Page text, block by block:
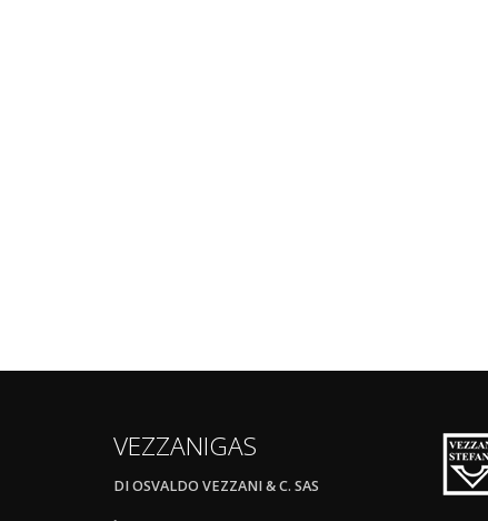
VEZZANIGAS
DI OSVALDO VEZZANI & C. SAS